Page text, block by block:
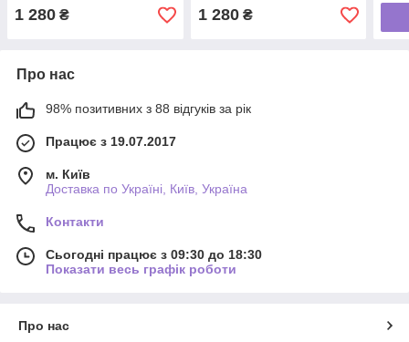
1 280 ₴ 1 280₴
Про нас
98% позитивних з 88 відгуків за рік
Працює з 19.07.2017
м. Київ
Доставка по Україні, Київ, Україна
Контакти
Сьогодні працює з 09:30 до 18:30
Показати весь графік роботи
Про нас